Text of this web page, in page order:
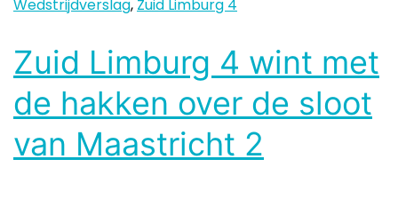
Wedstrijdverslag, Zuid Limburg 4
Zuid Limburg 4 wint met
de hakken over de sloot
van Maastricht 2